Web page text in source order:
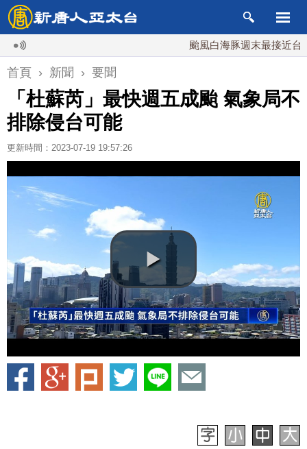
颱風白海豚週末最接近台灣 最
首頁 › 新聞 › 要聞
「杜蘇芮」最快週五成颱 氣象局不
排除侵台可能
更新時間：2023-07-19 19:57:26